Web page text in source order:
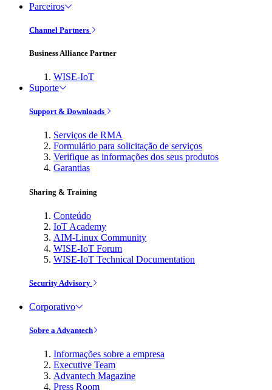
Parceiros
Channel Partners
Business Alliance Partner
WISE-IoT
Suporte
Support & Downloads
Serviços de RMA
Formulário para solicitação de serviços
Verifique as informações dos seus produtos
Garantias
Sharing & Training
Conteúdo
IoT Academy
AIM-Linux Community
WISE-IoT Forum
WISE-IoT Technical Documentation
Security Advisory
Corporativo
Sobre a Advantech
Informações sobre a empresa
Executive Team
Advantech Magazine
Press Room